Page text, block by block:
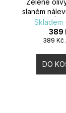
Zelené
slaném
|
Skladem
389
Měrná
389 Kč
DO